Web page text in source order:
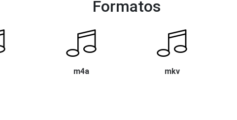
Formatos
m4a mkv